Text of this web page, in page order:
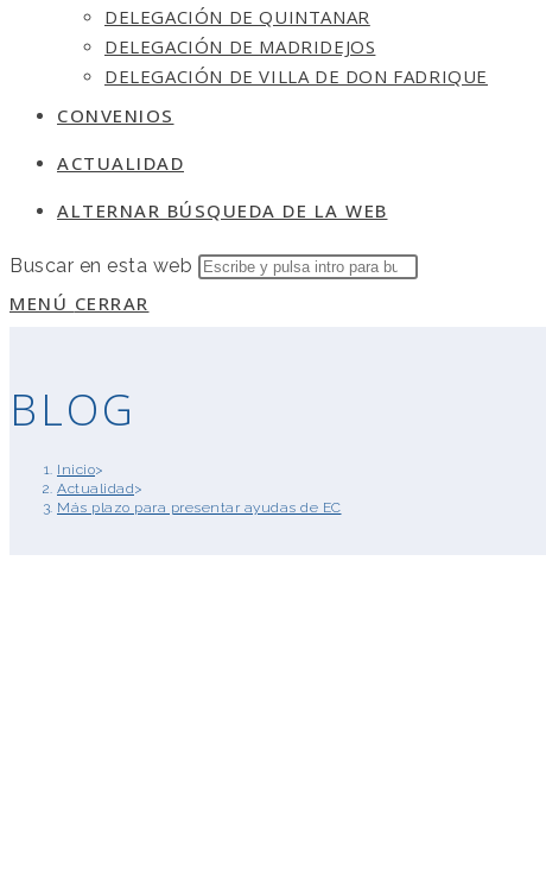
DELEGACIÓN DE QUINTANAR
DELEGACIÓN DE MADRIDEJOS
DELEGACIÓN DE VILLA DE DON FADRIQUE
CONVENIOS
ACTUALIDAD
ALTERNAR BÚSQUEDA DE LA WEB
Buscar en esta web
MENÚ CERRAR
BLOG
Inicio>
Actualidad>
Más plazo para presentar ayudas de EC